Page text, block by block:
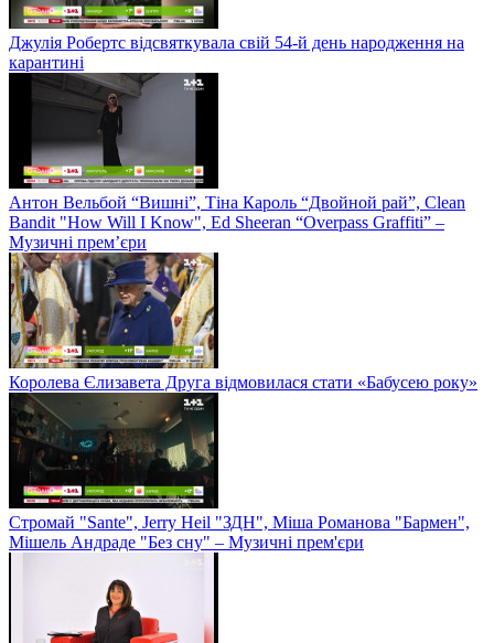
Джулія Робертс відсвяткувала свій 54-й день народження на
карантині
Антон Вельбой “Вишні”, Тіна Кароль “Двойной рай”, Clean
Bandit "How Will I Know", Ed Sheeran “Overpass Graffiti” –
Музичні прем’єри
Королева Єлизавета Друга відмовилася стати «Бабусею року»
Стромай "Sante", Jerry Heil "ЗДН", Міша Романова "Бармен",
Мішель Андраде "Без сну" – Музичні прем'єри